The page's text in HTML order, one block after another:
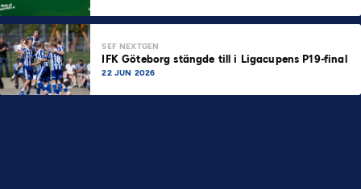
SEF NEXTGEN
IFK Göteborg stängde till i Ligacupens P19-final
22 JUN 2026